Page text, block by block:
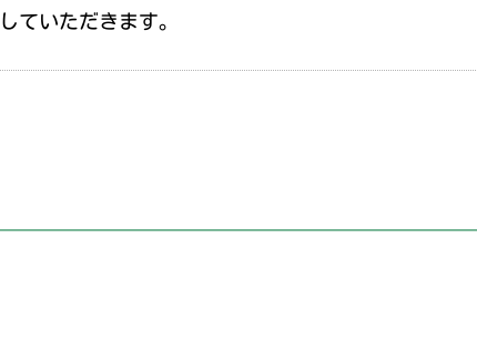
ていただきます。